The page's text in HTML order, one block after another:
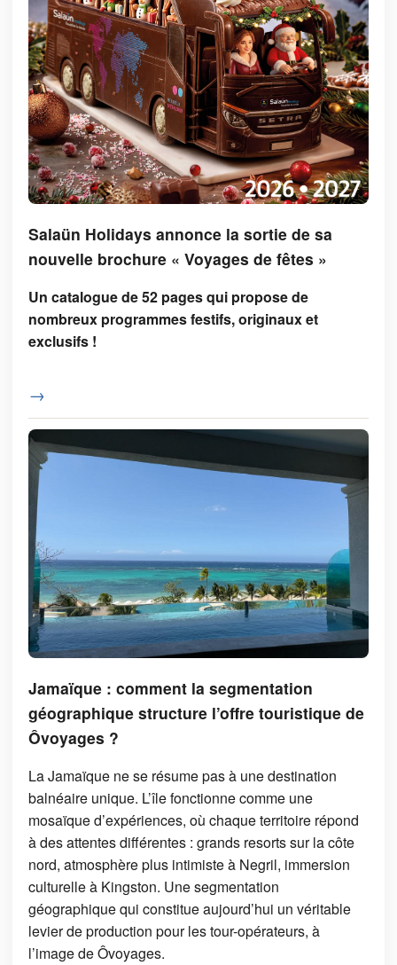
Salaün Holidays annonce la sortie de sa
nouvelle brochure « Voyages de fêtes »
Un catalogue de 52 pages qui propose de
nombreux programmes festifs, originaux et
exclusifs !
→
Jamaïque : comment la segmentation
géographique structure l’offre touristique de
Ôvoyages ?
La Jamaïque ne se résume pas à une destination
balnéaire unique. L’île fonctionne comme une
mosaïque d’expériences, où chaque territoire répond
à des attentes différentes : grands resorts sur la côte
nord, atmosphère plus intimiste à Negril, immersion
culturelle à Kingston. Une segmentation
géographique qui constitue aujourd’hui un véritable
levier de production pour les tour-opérateurs, à
l’image de Ôvoyages.